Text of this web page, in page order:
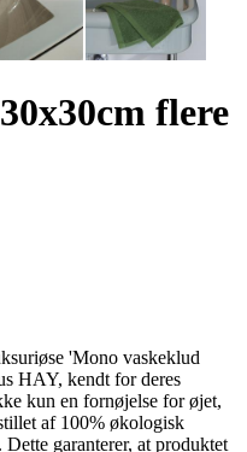
flere
'Mono vaskeklud
HAY, kendt for deres
kun en fornøjelse for øjet,
af 100% økologisk
garanterer, at produktet